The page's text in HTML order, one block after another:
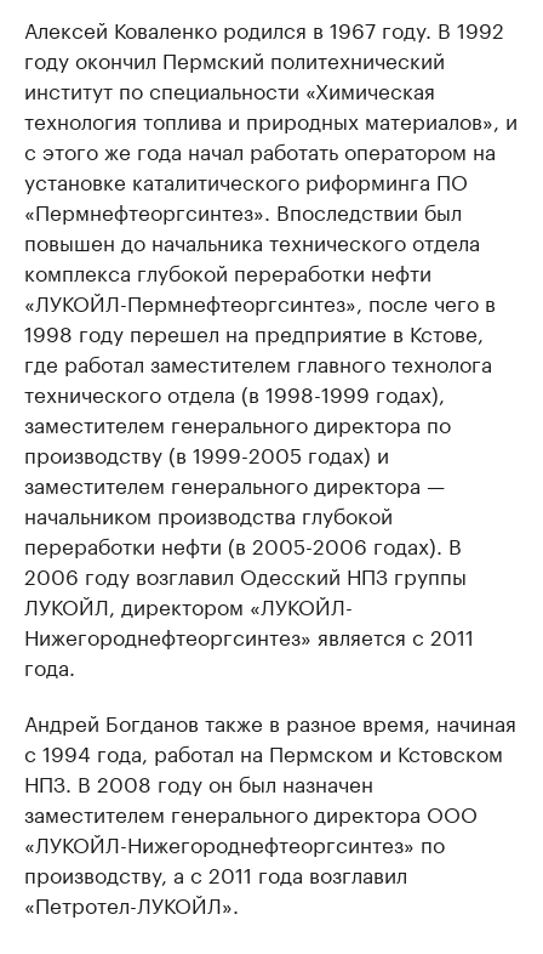
Алексей Коваленко родился в 1967 году. В 1992
году окончил Пермский политехнический
институт по специальности «Химическая
технология топлива и природных материалов», и
с этого же года начал работать оператором на
установке каталитического риформинга ПО
«Пермнефтеоргсинтез». Впоследствии был
повышен до начальника технического отдела
комплекса глубокой переработки нефти
«ЛУКОЙЛ-Пермнефтеоргсинтез», после чего в
1998 году перешел на предприятие в Кстове,
где работал заместителем главного технолога
технического отдела (в 1998-1999 годах),
заместителем генерального директора по
производству (в 1999-2005 годах) и
заместителем генерального директора —
начальником производства глубокой
переработки нефти (в 2005-2006 годах). В
2006 году возглавил Одесский НПЗ группы
ЛУКОЙЛ, директором «ЛУКОЙЛ-
Нижегороднефтеоргсинтез» является с 2011
года.​
Андрей Богданов также в разное время, начиная
с 1994 года, работал на Пермском и Кстовском
НПЗ. В 2008 году он был назначен
заместителем генерального директора ООО
«ЛУКОЙЛ-Нижегороднефтеоргсинтез» по
производству, а с 2011 года возглавил
«Петротел-ЛУКОЙЛ». ​​